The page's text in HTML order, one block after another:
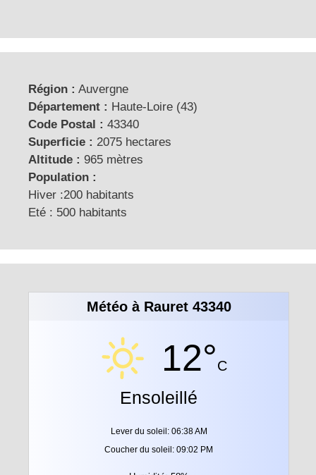
Région : Auvergne
Département : Haute-Loire (43)
Code Postal : 43340
Superficie : 2075 hectares
Altitude : 965 mètres
Population :
Hiver :200 habitants
Eté : 500 habitants
Météo à Rauret 43340
12°C
Ensoleillé
Lever du soleil: 06:38 AM
Coucher du soleil: 09:02 PM